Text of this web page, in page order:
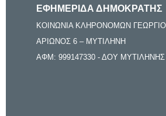
ΕΦΗΜΕΡΙΔΑ ΔΗΜΟΚΡΑΤΗΣ
ΚΟΙΝΩΝΙΑ ΚΛΗΡΟΝΟΜΩΝ
ΑΡΙΩΝΟΣ 6 – ΜΥΤΙΛΗΝΗ
ΑΦΜ: 999147330 - ΔΟΥ ΜΥΤΙΛΗΝΗΣ